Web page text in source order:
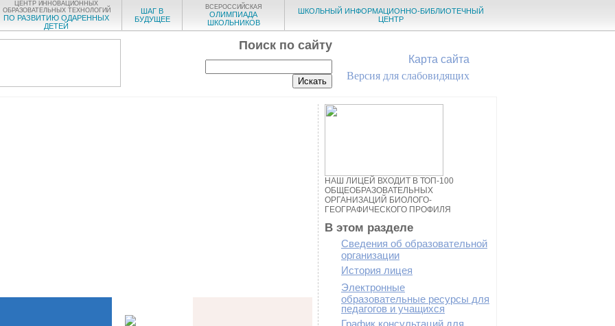
ЦЕНТР ИННОВАЦИОННЫХ
ОБРАЗОВАТЕЛЬНЫХ ТЕХНОЛОГИЙ
ПО РАЗВИТИЮ ОДАРЕННЫХ
ДЕТЕЙ
ШАГ В
БУДУЩЕЕ
ВСЕРОССИЙСКАЯ
ОЛИМПИАДА
ШКОЛЬНИКОВ
ШКОЛЬНЫЙ ИНФОРМАЦИОННО-БИБЛИОТЕЧНЫЙ
ЦЕНТР
Поиск по сайту
Карта сайта
Версия для слабовидящих
НАШ ЛИЦЕЙ ВХОДИТ В ТОП-100
ОБЩЕОБРАЗОВАТЕЛЬНЫХ
ОРГАНИЗАЦИЙ БИОЛОГО-
ГЕОГРАФИЧЕСКОГО ПРОФИЛЯ
В этом разделе
Сведения об образовательной
организации
История лицея
Электронные
образовательные ресурсы для
педагогов и учащихся
График консультаций для